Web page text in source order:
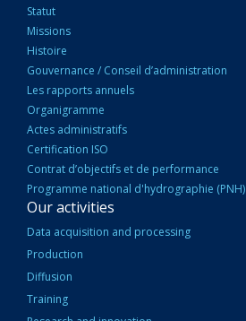
PRINCIPALE
Statut
Missions
Histoire
Gouvernance / Conseil d’administration
Les rapports annuels
Organigramme
Actes administratifs
Certification ISO
Contrat d’objectifs et de performance
Programme national d'hydrographie (PNH)
Our activities
Data acquisition and processing
Production
Diffusion
Training